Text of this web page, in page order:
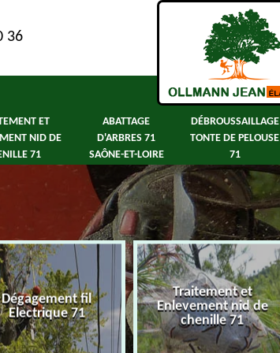
36
ET
NID DE
71
ABATTAGE
D'ARBRES 71
SAÔNE-ET-LOIRE
DÉBROUSSAILLAGE
TONTE DE PELOUSE
71
Dégagement fil
Electrique 71
Traitement et
Enlevement nid de
chenille 71